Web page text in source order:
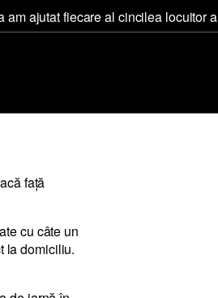
am ajutat fiecare al cincilea locuitor
față
cu câte un
la domiciliu.